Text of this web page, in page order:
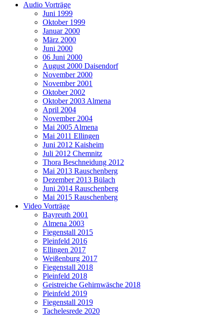
Audio Vorträge
Juni 1999
Oktober 1999
Januar 2000
März 2000
Juni 2000
06 Juni 2000
August 2000 Daisendorf
November 2000
November 2001
Oktober 2002
Oktober 2003 Almena
April 2004
November 2004
Mai 2005 Almena
Mai 2011 Ellingen
Juni 2012 Kaisheim
Juli 2012 Chemnitz
Thora Beschneidung 2012
Mai 2013 Rauschenberg
Dezember 2013 Bülach
Juni 2014 Rauschenberg
Mai 2015 Rauschenberg
Video Vorträge
Bayreuth 2001
Almena 2003
Fiegenstall 2015
Pleinfeld 2016
Ellingen 2017
Weißenburg 2017
Fiegenstall 2018
Pleinfeld 2018
Geistreiche Gehirnwäsche 2018
Pleinfeld 2019
Fiegenstall 2019
Tachelesrede 2020